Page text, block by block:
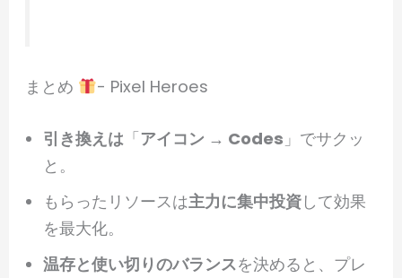
まとめ - Pixel Heroes
引き換えは 「アイコン → Codes 」でサクッ
と。
もらったリソースは主力に集中投資して効果
を最大化。
温存と使い切りのバランスを決めると、プレ